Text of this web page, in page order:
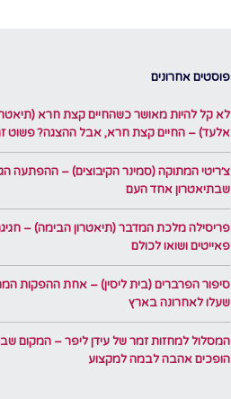
פוסטים אחרונים
לא קל להיות מאושר כשהחיים קצת חרא
אלעד) – החיים קצת חרא, אבל ההצגה? פשוט
צ׳ריטי המתוקה (סמינר הקיבוצים) – ההפתעה
שבתיאטרון אחד העם
פריסילה מלכת המדבר (תיאטרון הבימה) –
פאייטים ושואו לכולם
סיפור הפרברים (בית ליסין) – אחת ההפקות
שעלו לאחרונה בארץ
המסלול למחזות זמר של עידן ליפר – המקום
הופכים אהבה לבמה למקצוע